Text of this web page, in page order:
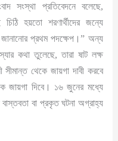
সংস্থা প্রতিবেদনে বলেছে,
হয়তো শরণার্থীদের জন্যে
জানানোর প্রথম পদক্ষেপ।” অন্য
কথা তুলেছে, তারা ষাট লক্ষ
থেকে জায়গা দাবী করবে
জায়গা দিবে। ১৬ জুনের মধ্যে
বাস্তবতা বা প্রকৃত ঘটনা অগ্রাহ্য